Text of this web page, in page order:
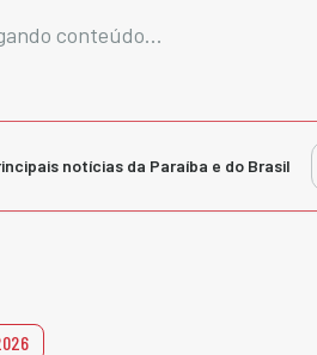
conteúdo...
notícias da Paraíba e do Brasil